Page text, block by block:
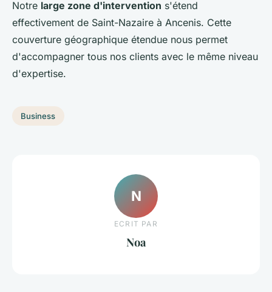
Notre large zone d'intervention s'étend
effectivement de Saint-Nazaire à Ancenis. Cette
couverture géographique étendue nous permet
d'accompagner tous nos clients avec le même niveau
d'expertise.
Business
N
ECRIT PAR
Noa